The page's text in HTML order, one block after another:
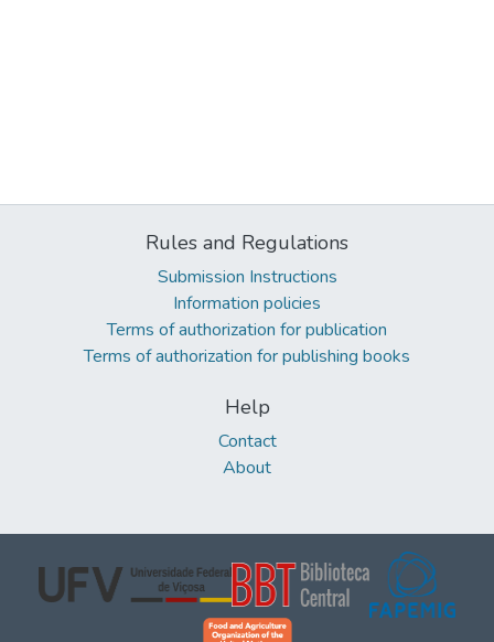
Rules and Regulations
Submission Instructions
Information policies
Terms of authorization for publication
Terms of authorization for publishing books
Help
Contact
About